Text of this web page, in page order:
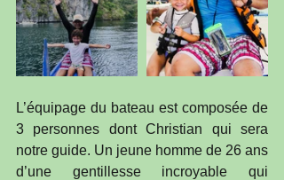
L’équipage du bateau est composée de
3 personnes dont Christian qui sera
notre guide. Un jeune homme de 26 ans
d’une gentillesse incroyable qui